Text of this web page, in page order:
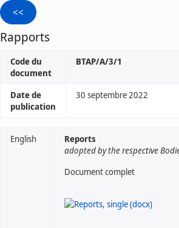
Rapports
Code du
document
BTAP/A/3/1
Date de
publication
30 septembre 2022
English
Reports
adopted by the respective
Document complet